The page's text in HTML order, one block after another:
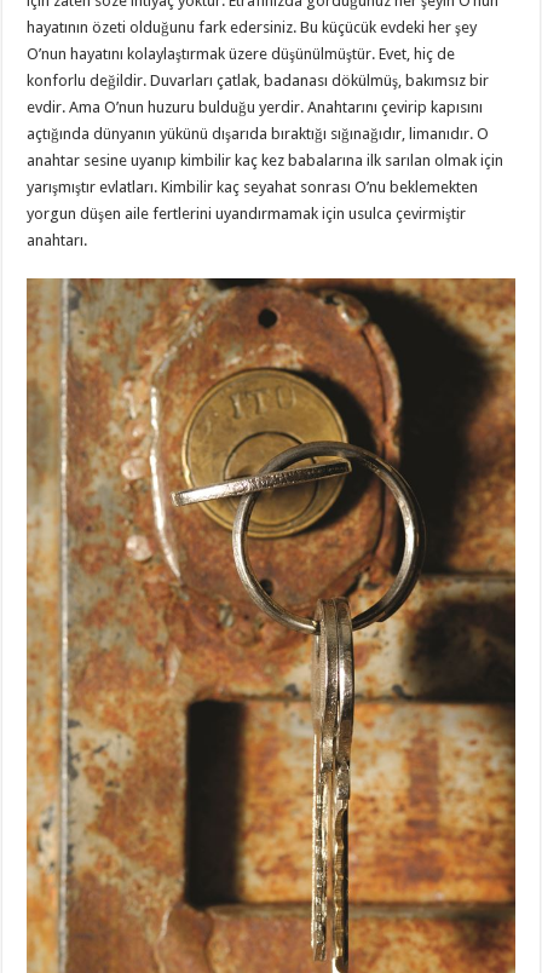
hayatının özeti olduğunu fark edersiniz. Bu küçücük evdeki her şey
O’nun hayatını kolaylaştırmak üzere düşünülmüştür. Evet, hiç de
konforlu değildir. Duvarları çatlak, badanası dökülmüş, bakımsız bir
evdir. Ama O’nun huzuru bulduğu yerdir. Anahtarını çevirip kapısını
açtığında dünyanın yükünü dışarıda bıraktığı sığınağıdır, limanıdır. O
anahtar sesine uyanıp kimbilir kaç kez babalarına ilk sarılan olmak için
yarışmıştır evlatları. Kimbilir kaç seyahat sonrası O’nu beklemekten
yorgun düşen aile fertlerini uyandırmamak için usulca çevirmiştir
anahtarı.